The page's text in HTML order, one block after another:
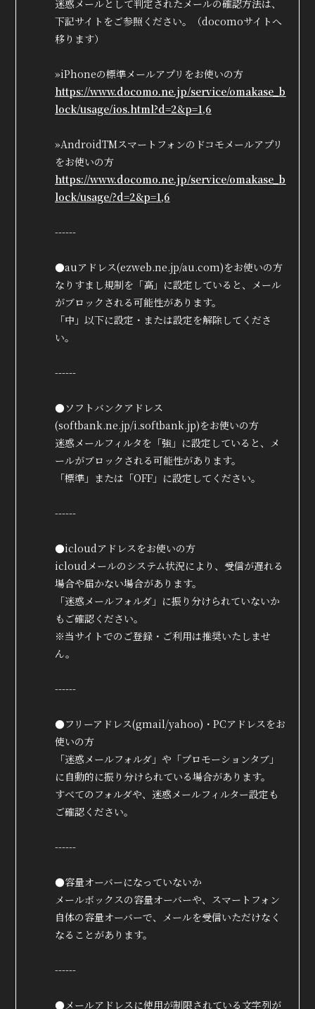
True&Lip
ファンクラブ
MOVIE
RADIO
迷惑メールとして判定されたメールの確認方法は、
下記サイトをご参照ください。（docomoサイトへ
移ります）
»iPhoneの標準メールアプリをお使いの方
https://www.docomo.ne.jp/service/omakase_b
lock/usage/ios.html?d=2&p=1,6
»AndroidTMスマートフォンのドコモメールアプリ
をお使いの方
https://www.docomo.ne.jp/service/omakase_b
lock/usage/?d=2&p=1,6
------
●auアドレス(ezweb.ne.jp/au.com)をお使いの方
なりすまし規制を「高」に設定していると、メール
がブロックされる可能性があります。
「中」以下に設定・または設定を解除してくださ
い。
------
●ソフトバンクアドレス
(softbank.ne.jp/i.softbank.jp)をお使いの方
迷惑メールフィルタを「強」に設定していると、メ
ールがブロックされる可能性があります。
「標準」または「OFF」に設定してください。
------
●icloudアドレスをお使いの方
icloudメールのシステム状況により、受信が遅れる
場合や届かない場合があります。
「迷惑メールフォルダ」に振り分けられていないか
もご確認ください。
※当サイトでのご登録・ご利用は推奨いたしませ
ん。
------
●フリーアドレス(gmail/yahoo)・PCアドレスをお
使いの方
「迷惑メールフォルダ」や「プロモーションタブ」
に自動的に振り分けられている場合があります。
すべてのフォルダや、迷惑メールフィルター設定も
ご確認ください。
------
●容量オーバーになっていないか
メールボックスの容量オーバーや、スマートフォン
自体の容量オーバーで、メールを受信いただけなく
なることがあります。
------
●メールアドレスに使用が制限されている文字列が